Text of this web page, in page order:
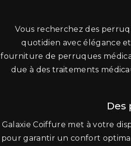
Vous recherchez des
quotidien avec élégance
fourniture de perruques
due à des traitements
Des
Galaxie Coiffure met à votre
pour garantir un confort